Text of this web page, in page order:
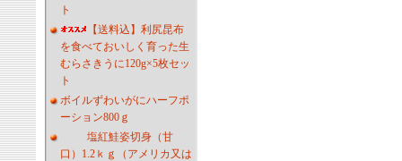
ト
【送料込】利尻昆布
を食べておいしく育った生
むらさきうに120g×5枚セッ
ト
ボイルずわいがにハーフポ
ーション800ｇ
塩紅鮭姿切身（甘
口）1.2ｋｇ（アメリカ又は